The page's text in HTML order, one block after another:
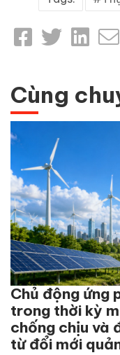
Cùng
Chủ động ứng
trong thời kỳ
chống chịu và
từ đổi mới